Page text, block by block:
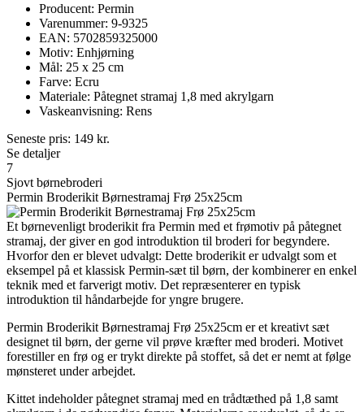
Producent: Permin
Varenummer: 9-9325
EAN: 5702859325000
Motiv: Enhjørning
Mål: 25 x 25 cm
Farve: Ecru
Materiale: Påtegnet stramaj 1,8 med akrylgarn
Vaskeanvisning: Rens
Seneste pris: 149 kr.
Se detaljer
7
Sjovt børnebroderi
Permin Broderikit Børnestramaj Frø 25x25cm
Et børnevenligt broderikit fra Permin med et frømotiv på påtegnet
stramaj, der giver en god introduktion til broderi for begyndere.
Hvorfor den er blevet udvalgt: Dette broderikit er udvalgt som et
eksempel på et klassisk Permin-sæt til børn, der kombinerer en enkel
teknik med et farverigt motiv. Det repræsenterer en typisk
introduktion til håndarbejde for yngre brugere.
Permin Broderikit Børnestramaj Frø 25x25cm er et kreativt sæt
designet til børn, der gerne vil prøve kræfter med broderi. Motivet
forestiller en frø og er trykt direkte på stoffet, så det er nemt at følge
mønsteret under arbejdet.
Kittet indeholder påtegnet stramaj med en trådtæthed på 1,8 samt